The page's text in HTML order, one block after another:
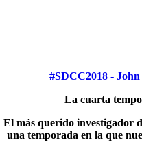
#SDCC2018 -
La cuarta
El más querido investigador
una temporada en la que